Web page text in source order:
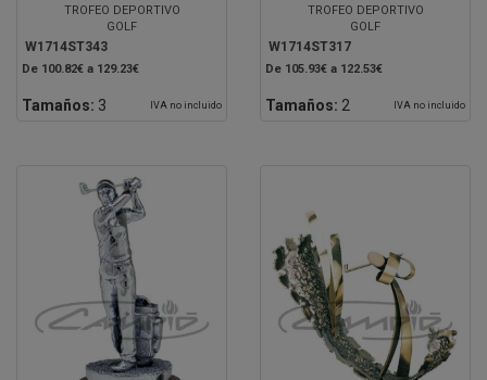
TROFEO DEPORTIVO
GOLF
W1714ST343
De 100.82€ a 129.23€
Tamaños: 3 IVA no incluido
TROFEO DEPORTIVO
GOLF
W1714ST317
De 105.93€ a 122.53€
Tamaños: 2 IVA no incluido